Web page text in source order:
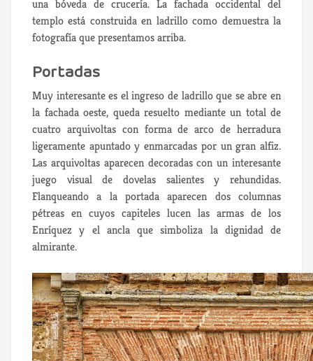
una bóveda de crucería. La fachada occidental del
templo está construida en ladrillo como demuestra la
fotografía que presentamos arriba.
Portadas
Muy interesante es el ingreso de ladrillo que se abre en
la fachada oeste, queda resuelto mediante un total de
cuatro arquivoltas con forma de arco de herradura
ligeramente apuntado y enmarcadas por un gran alfiz.
Las arquivoltas aparecen decoradas con un interesante
juego visual de dovelas salientes y rehundidas.
Flanqueando a la portada aparecen dos columnas
pétreas en cuyos capiteles lucen las armas de los
Enríquez y el ancla que simboliza la dignidad de
almirante.